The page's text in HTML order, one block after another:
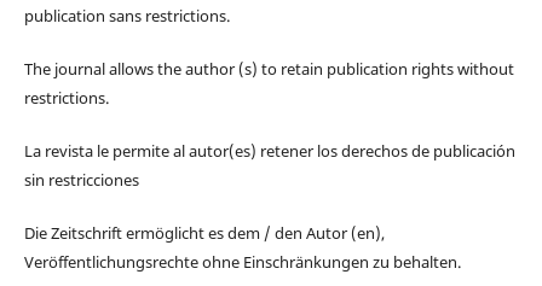
publication sans restrictions.
The journal allows the author (s) to retain publication rights without
restrictions.
La revista le permite al autor(es) retener los derechos de publicación
sin restricciones
Die Zeitschrift ermöglicht es dem / den Autor (en),
Veröffentlichungsrechte ohne Einschränkungen zu behalten.